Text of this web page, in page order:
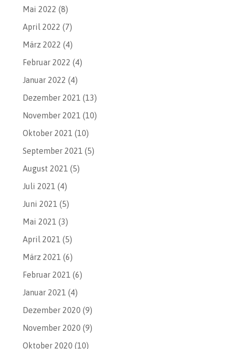
Mai 2022 (8)
April 2022 (7)
März 2022 (4)
Februar 2022 (4)
Januar 2022 (4)
Dezember 2021 (13)
November 2021 (10)
Oktober 2021 (10)
September 2021 (5)
August 2021 (5)
Juli 2021 (4)
Juni 2021 (5)
Mai 2021 (3)
April 2021 (5)
März 2021 (6)
Februar 2021 (6)
Januar 2021 (4)
Dezember 2020 (9)
November 2020 (9)
Oktober 2020 (10)